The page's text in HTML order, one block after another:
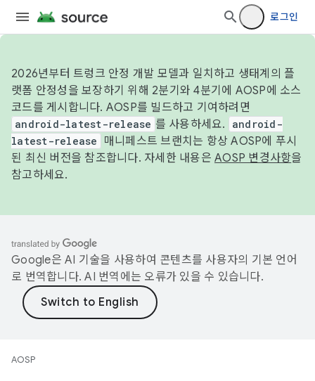
로그인
2026년부터 트렁크 안정 개발 모델과 일치하고 생태계의 플
랫폼 안정성을 보장하기 위해 2분기와 4분기에 AOSP에 소스
코드를 게시합니다. AOSP를 빌드하고 기여하려면
android-latest-release 를 사용하세요.
android-
latest-release
매니페스트 브랜치는 항상 AOSP에 푸시
된 최신 버전을 참조합니다. 자세한 내용은 AOSP 변경사항을
참고하세요.
Google은 AI 기술을 사용하여 콘텐츠를 사용자의 기본 언어
로 번역합니다. AI 번역에는 오류가 있을 수 있습니다.
AOSP